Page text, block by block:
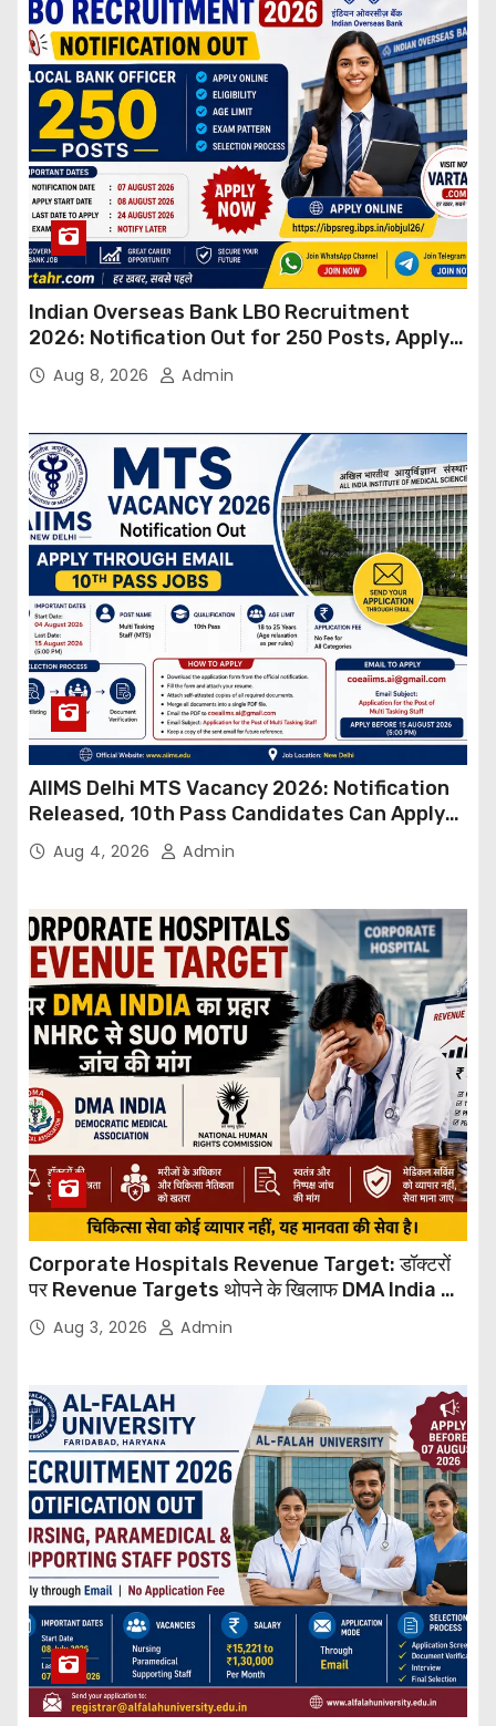
Indian Overseas Bank LBO Recruitment
2026: Notification Out for 250 Posts, Apply
OnlineAug 8, 2026 Admin
AIIMS Delhi MTS Vacancy 2026: Notification
Released, 10th Pass Candidates Can Apply
Through Email
Aug 4, 2026 Admin
Corporate Hospitals Revenue Target: डॉक्टरों
पर Revenue Targets थोपने के खिलाफ DMA India का
बड़ा कदम, NHRC से Suo Motu जांच की मांग
Aug 3, 2026 Admin